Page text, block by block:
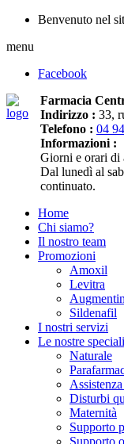
Benvenuto nel
menu
Facebook
Farmacia
Indirizzo : 33,
Telefono : 04
Informazioni :
Giorni e orari di
Dal lunedì al
continuato.
Home
Chi siamo?
Il nostro team
Promozioni
Amoxil
Levitra
Augmentin
Sildenafil
I nostri servizi
Le nostre
Naturale
Disturbi
Maternità
Supporto
Supporto